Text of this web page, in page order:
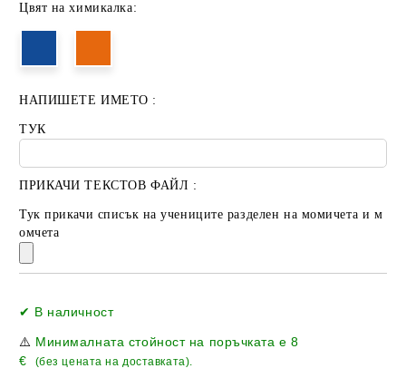
Цвят на химикалка:
НАПИШЕТЕ ИМЕТО :
ТУК
ПРИКАЧИ ТЕКСТОВ ФАЙЛ :
Тук прикачи списък на учениците разделен на момичета и м
омчета
✔ В наличност
⚠️ Минималната стойност на поръчката е8
€
(без цената на доставката).